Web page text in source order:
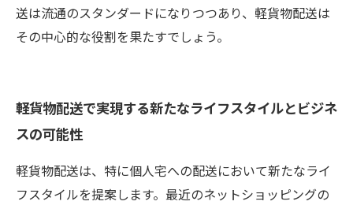
送は流通のスタンダードになりつつあり、軽貨物配送は
その中心的な役割を果たすでしょう。
軽貨物配送で実現する新たなライフスタイルとビジネ
スの可能性
軽貨物配送は、特に個人宅への配送において新たなライ
フスタイルを提案します。最近のネットショッピングの